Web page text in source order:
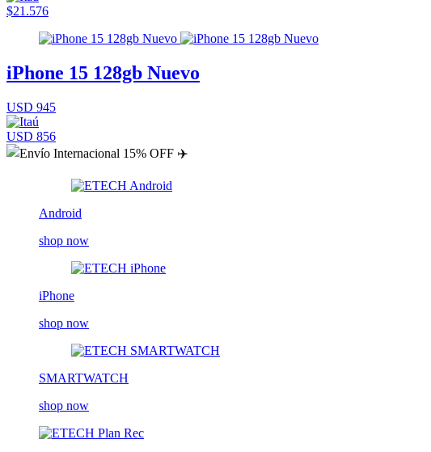
$21.576
iPhone 15 128gb Nuevo
USD 945
USD 856
Android
shop now
iPhone
shop now
SMARTWATCH
shop now